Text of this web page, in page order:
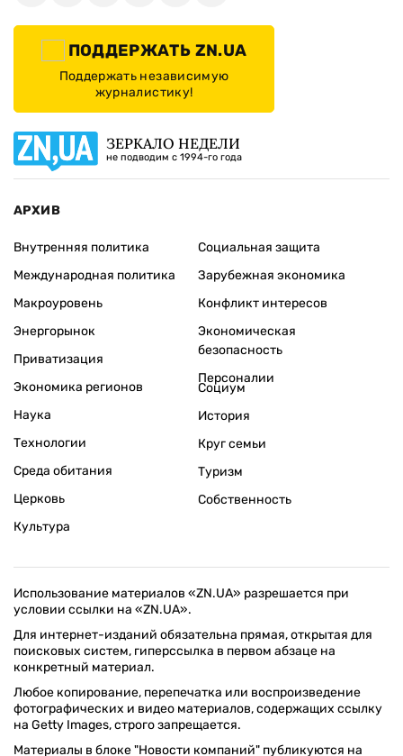
ПОДДЕРЖАТЬ ZN.UA
Поддержать независимую
журналистику!
ЗЕРКАЛО НЕДЕЛИ
не подводим с 1994-го года
АРХИВ
Внутренняя политика
Международная политика
Макроуровень
Энергорынок
Приватизация
Экономика регионов
Социальная защита
Зарубежная экономика
Конфликт интересов
Экономическая
безопасность
Персоналии
Наука
Технологии
Среда обитания
Церковь
Культура
Социум
История
Круг семьи
Туризм
Собственность
Использование материалов «ZN.UA» разрешается при
условии ссылки на «ZN.UA».
Для интернет-изданий обязательна прямая, открытая для
поисковых систем, гиперссылка в первом абзаце на
конкретный материал.
Любое копирование, перепечатка или воспроизведение
фотографических и видео материалов, содержащих ссылку
на Getty Images, строго запрещается.
Материалы в блоке "Новости компаний" публикуются на